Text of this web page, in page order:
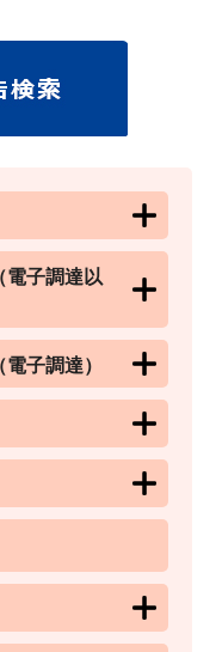
電子調達以
子調達）